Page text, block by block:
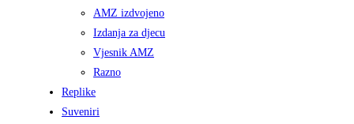
AMZ izdvojeno
Izdanja za djecu
Vjesnik AMZ
Razno
Replike
Suveniri